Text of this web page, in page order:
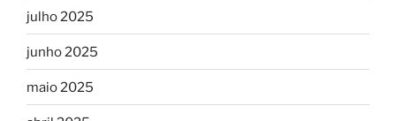
julho 2025
junho 2025
maio 2025